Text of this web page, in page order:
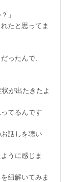
」
たと思ってま
ったんで、
が出たきたよ
てるんです
話しを聴い
うに感じま
紐解いてみま